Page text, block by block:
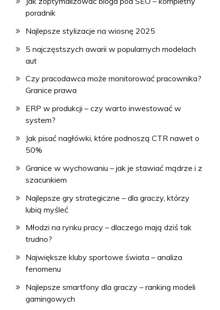
poradnik
Najlepsze stylizacje na wiosnę 2025
5 najczęstszych awarii w popularnych modelach
aut
Czy pracodawca może monitorować pracownika?
Granice prawa
ERP w produkcji – czy warto inwestować w
system?
Jak pisać nagłówki, które podnoszą CTR nawet o
50%
Granice w wychowaniu – jak je stawiać mądrze i z
szacunkiem
Najlepsze gry strategiczne – dla graczy, którzy
lubią myśleć
Młodzi na rynku pracy – dlaczego mają dziś tak
trudno?
Największe kluby sportowe świata – analiza
fenomenu
Najlepsze smartfony dla graczy – ranking modeli
gamingowych